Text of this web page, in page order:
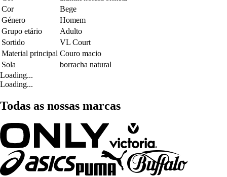
Cor
Bege
Género
Homem
Grupo etário
Adulto
Sortido
VL Court
Material principal Couro macio
Sola
borracha natural
Loading...
Loading...
Todas as nossas marcas